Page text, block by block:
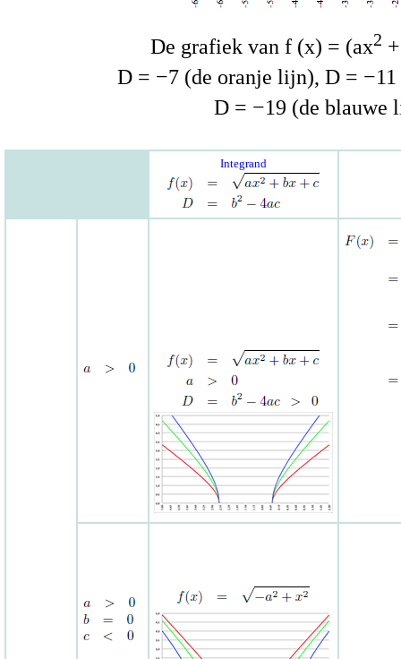
De grafiek van f (x) = (ax2
D = −7 (de oranje lijn), D =
D = −19 (de blauwe
Integrand